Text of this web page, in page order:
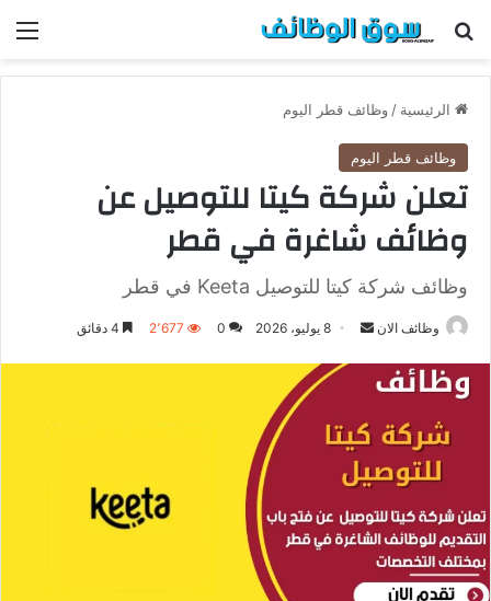
بحث عن
الرئيسية /وظائف قطر اليوم
وظائف قطر اليوم
تعلن شركة كيتا للتوصيل عن
وظائف شاغرة في قطر
وظائف شركة كيتا للتوصيل Keeta في قطر
وظائف الان
ب
ر
ي
د
ا
ل
8 يوليو، 2026 0 2٬677